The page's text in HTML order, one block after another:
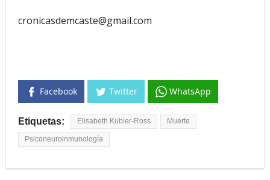
cronicasdemcaste@gmail.com
Facebook Twitter WhatsApp
Etiquetas: Elisabeth Kubler-Ross Muerte
Psiconeuroinmunología